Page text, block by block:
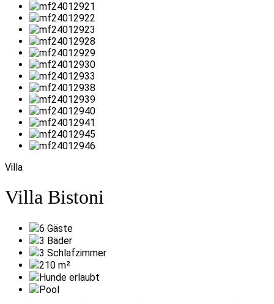
Villa
Villa Bistoni
6 Gäste
3 Bäder
3 Schlafzimmer
210 m²
Hunde erlaubt
Pool